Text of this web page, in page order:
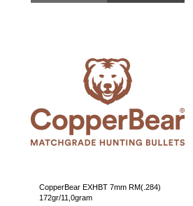
CopperBear EXHBT 7mm RM(.284)
172gr/11,0gram